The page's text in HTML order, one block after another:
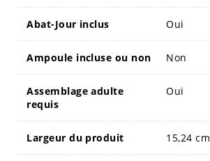
Abat-Jour inclus Oui
Ampoule incluse ou non Non
Assemblage adulte
requis
Oui
Largeur du produit 15,24 cm